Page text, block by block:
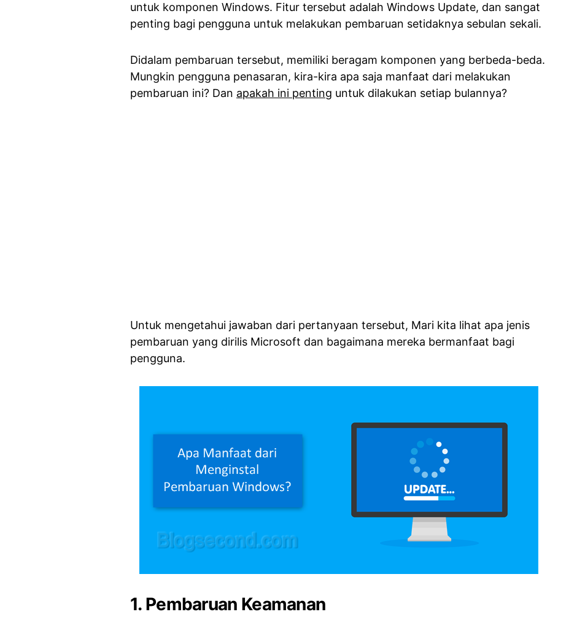
untuk komponen Windows. Fitur tersebut adalah Windows Update, dan sangat
penting bagi pengguna untuk melakukan pembaruan setidaknya sebulan sekali.
Didalam pembaruan tersebut, memiliki beragam komponen yang berbeda-beda.
Mungkin pengguna penasaran, kira-kira apa saja manfaat dari melakukan
pembaruan ini? Dan apakah ini penting untuk dilakukan setiap bulannya?
Untuk mengetahui jawaban dari pertanyaan tersebut, Mari kita lihat apa jenis
pembaruan yang dirilis Microsoft dan bagaimana mereka bermanfaat bagi
pengguna.
1. Pembaruan Keamanan